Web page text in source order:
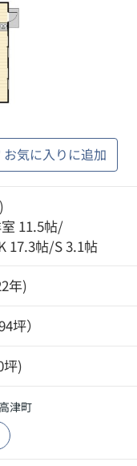
お気に入りに追加
11.5帖/
17.3帖/S 3.1帖
年)
坪）
坪)
高津町